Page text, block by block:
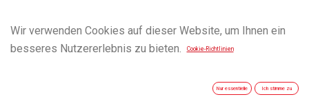
Wir verwenden Cookies auf dieser Website, um Ihnen ein
besseres Nutzererlebnis zu bieten.
Cookie-Richtlinien
Nur essentielle Ich stimme zu